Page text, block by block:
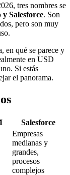
tres nombres se
Salesforce. Son
pero son muy
en qué se parece y
en USD
Si estás
el panorama.
Salesforce
Empresas
medianas y
grandes,
procesos
complejos